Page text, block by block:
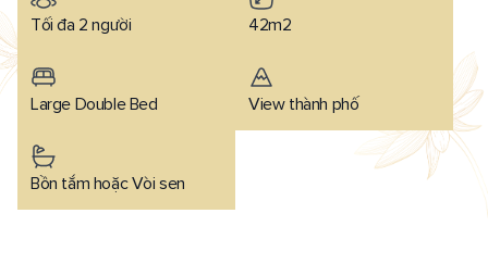
Tối đa 2 người 42m2
Large Double Bed View thành phố
Bồn tắm hoặc Vòi sen